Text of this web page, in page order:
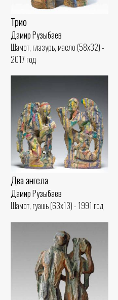
Трио
Дамир Рузыбаев
Шамот, глазурь, масло (58x32) -
2017 год
Два ангела
Дамир Рузыбаев
Шамот, гуашь (63x13) - 1991 год